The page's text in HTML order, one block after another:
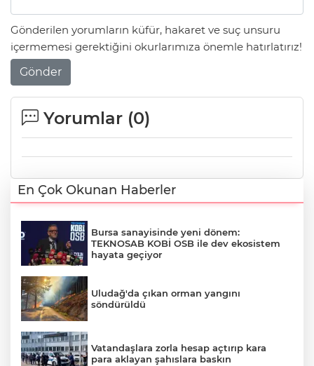
Gönderilen yorumların küfür, hakaret ve suç unsuru
içermemesi gerektiğini okurlarımıza önemle hatırlatırız!
Gönder
Yorumlar (0)
En Çok Okunan Haberler
Bursa sanayisinde yeni dönem:
TEKNOSAB KOBİ OSB ile dev ekosistem
hayata geçiyor
Uludağ'da çıkan orman yangını
söndürüldü
Vatandaşlara zorla hesap açtırıp kara
para aklayan şahıslara baskın